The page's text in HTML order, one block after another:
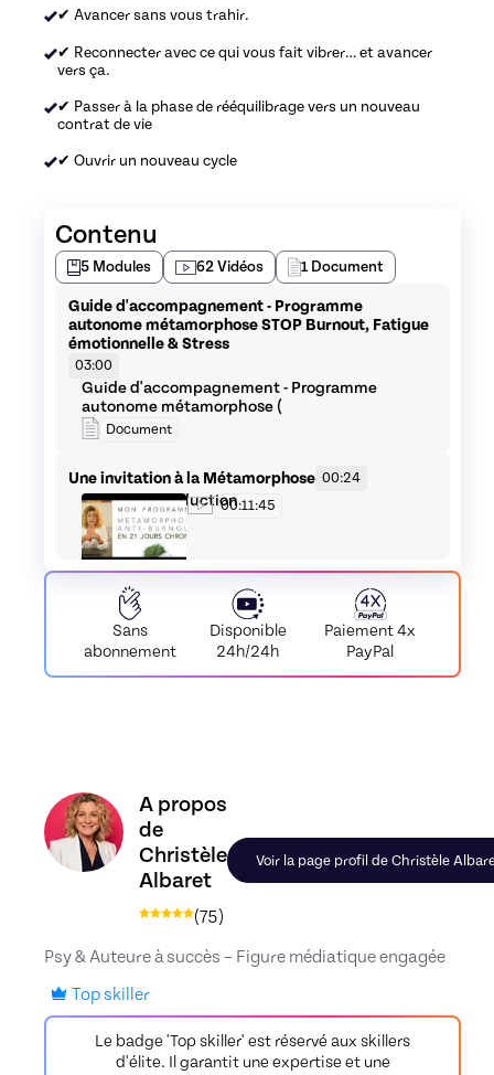
✔ Avancer sans vous trahir.
✔ Reconnecter avec ce qui vous fait vibrer… et avancer
vers ça.
✔ Passer à la phase de rééquilibrage vers un nouveau
contrat de vie
✔ Ouvrir un nouveau cycle
Contenu
5 Modules 62Vidéos 1 Document
Guide d'accompagnement - Programme
autonome métamorphose STOP Burnout, Fatigue
émotionnelle & Stress
03:00
Guide d'accompagnement - Programme
autonome métamorphose (
Document
Une invitation à la Métamorphose 00:24
#01_P0_Introduction00:11:45
#02_P0_Recommandations avant de démarrer
00:11:08
#03_P0_Avez-vous votre guide pour démarrer le
Première étape : j’appuie sur pause, je sors du
brouillard mental
04:22
#04_P1_J'appuie sur pause
00:07:25
#05_P1_Comment j'en suis arrivée là
00:02:22
#06_P1_Réalisez votre selfie d'équilibre de vie !
00:13:25
Sans
abonnement
Disponible
24h/24h
Paiement4x
PayPal
Découvrez le profil de Christèle Albaret, Skiller
A propos
de
Christèle
Albaret
(75)
Voir la page profil de Christèle
Psy & Auteure à succès – Figure médiatique engagée
Top skiller
Le badge 'Top skiller' est réservé aux skillers
d'élite. Il garantit une expertise et une